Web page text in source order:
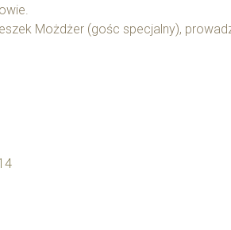
Możdżer (gośc specjalny),